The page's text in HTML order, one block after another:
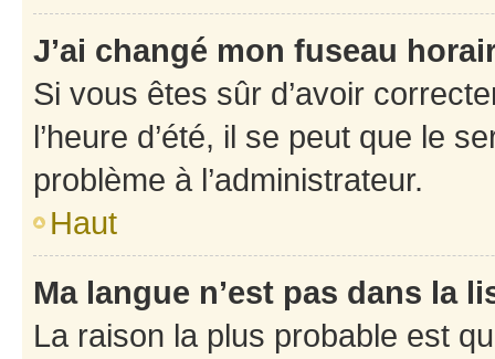
J’ai changé mon fuseau
Si vous êtes sûr d’avoir
l’heure d’été, il se peut que le
problème à l’administrateur.
Haut
Ma langue n’est pas dans la
La raison la plus probable est